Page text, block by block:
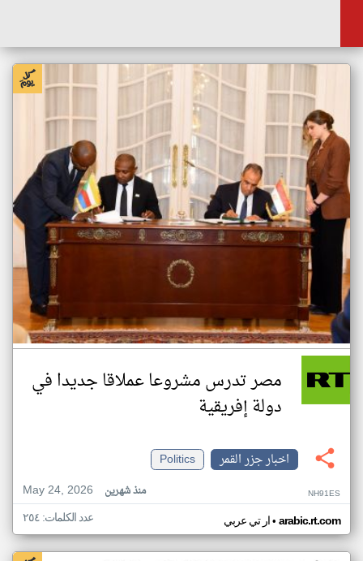
مصر تدرس مشروعا عملاقا جديدا في
دولة إفريقية
اخبار جزر القمر
Politics
May 24, 2026
منذ شهرين NH91ES
ار تي عربي• arabic.rt.com عدد الكلمات: ٢٥٤